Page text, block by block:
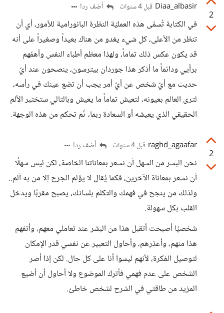
2
Diaa_albasir قبل 4 سنوات أضف ردا
في الكتابة تُسمّى هذه العمليّة النظرة البانورامية للأمور، أي أن
تنظر من الأعلى، كل شيء يغدو من هناك بعيداً وصغيراً على أنه
قد يكون عكس ذلك تماماً، ولهذا معظم أطباء النفس وأهمّهم
برأيي ودائماً ما أذكر هذا جوردان بيترسون، ينصحون عند أيّ
حديث مع أيّ شخص عن أيّ أمر يجب أن تضع عينك في رأسه،
لترى العالم بعيونه، لتعيش تماماً ما يعيش وبالتالي ستختبر الألم
الحقيقي الذي يعيشه أو السعادة ربما، ثُم تحكم من هذه الوجهة.
2
raghd_agaafar قبل 4 سنوات أضف ردا
نحن البشر من السهل أن نشعر بمعاناتنا الخاصة، لكن ليس سهلًا
أن نشعر بمعاناة الآخرين، فكما يُقال لا يؤلم الجرح إلا من به ألم..
ولذلك من ينجح في فهمك والتكلم بلسانك، يصبح مقربًا ويدخل
القلب بكل سهولة.
شخصيًا أصبحت أتقبل هذا من البشر عند تعاملي معهم، وأتفهم
هذا منهم، وأعذرهم، وأحاول التعبير عن نفسي قدر الإمكان
لتوصيل الفكرة، لأنهم ليسوا أنا على كل حال. لكن إذا أصر
الشخص على عدم فهمي فأترك الموضوع ولا أحاول أن أضيع
المزيد من طاقتي في الشرح لشخص خاطئ.